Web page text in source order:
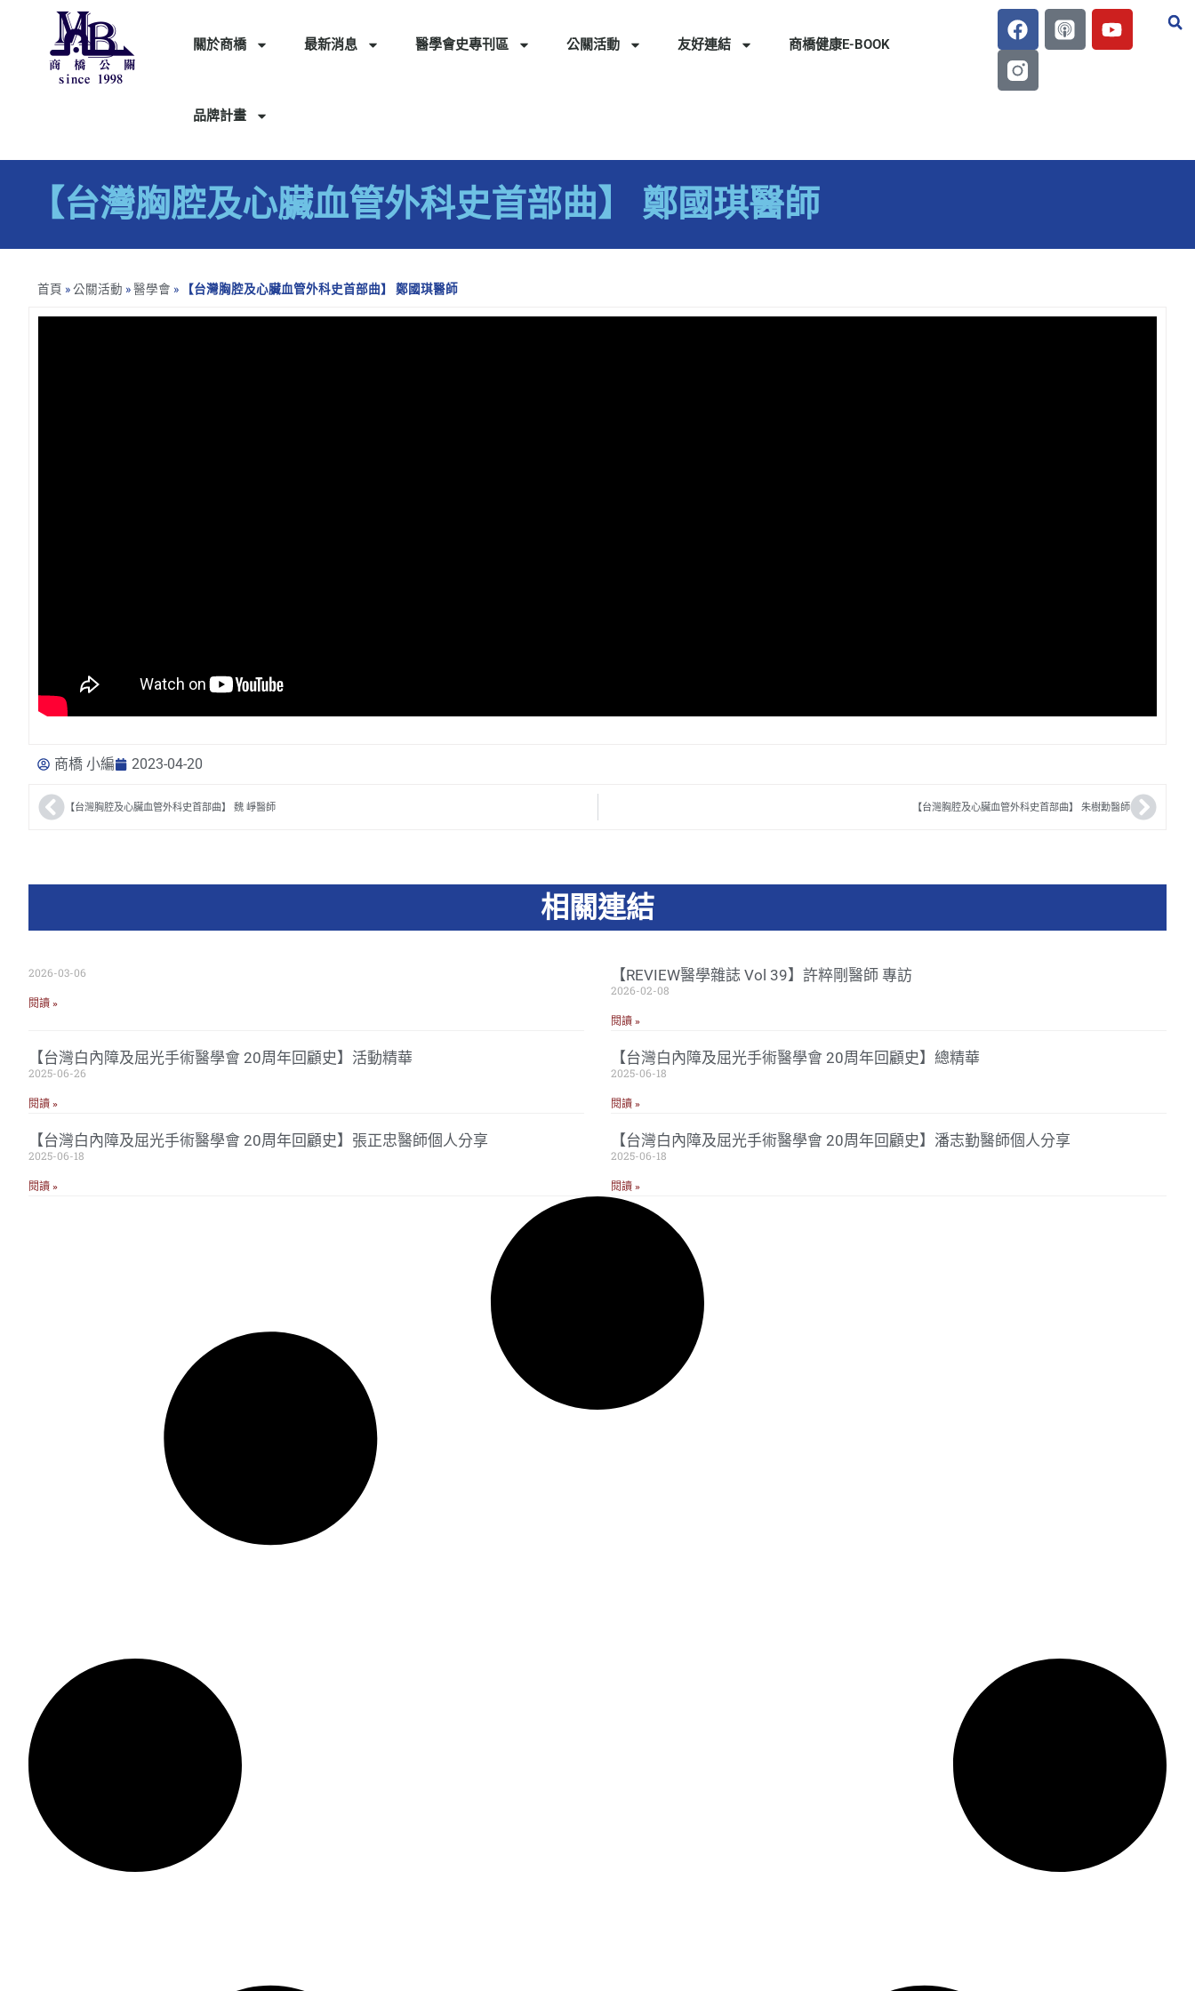
關於商橋 最新消息 醫學會史專刊區 公關活動 友好連結 商橋健康E-BOOK
品牌計畫
【台灣胸腔及心臟血管外科史首部曲】 鄭國琪醫師
首頁 »公關活動 »醫學會 » 【台灣胸腔及心臟血管外科史首部曲】 鄭國琪醫師
商橋 小編 2023-04-20
【台灣胸腔及心臟血管外科史首部曲】 魏 崢醫師 【台灣胸腔及心臟血管外科史首部曲】 朱樹勳醫師
相關連結
2026-03-06
閱讀 »
【REVIEW醫學雜誌 Vol 39】許粹剛醫師 專訪
2026-02-08
閱讀 »
【台灣白內障及屈光手術醫學會 20周年回顧史】活動精華
2025-06-26
閱讀 »
【台灣白內障及屈光手術醫學會 20周年回顧史】總精華
2025-06-18
閱讀 »
【台灣白內障及屈光手術醫學會 20周年回顧史】張正忠醫師個人分享
2025-06-18
閱讀 »
【台灣白內障及屈光手術醫學會 20周年回顧史】潘志勤醫師個人分享
2025-06-18
閱讀 »